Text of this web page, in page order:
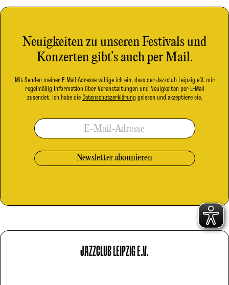
Neuigkeiten zu unseren Festivals und
Konzerten gibt’s auch per Mail.
Mit Senden meiner E-Mail-Adresse willige ich ein, dass der Jazzclub Leipzig e.V. mir
regelmäßig Information über Veranstaltungen und Neuigkeiten per E-Mail
zusendet. Ich habe die Datenschutzerklärung gelesen und akzeptiere sie.
E-Mail-Adresse
JAZZCLUB LEIPZIG E.V.